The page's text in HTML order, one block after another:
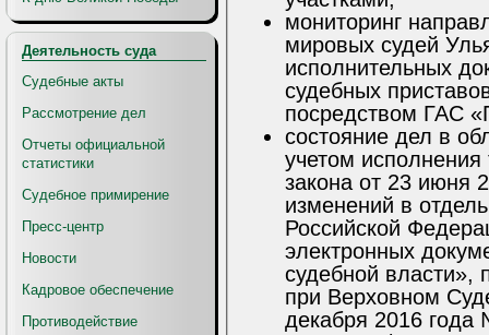
Деятельность суда
Судебные акты
Рассмотрение дел
Отчеты официальной
статистики
Судебное примирение
Пресс-центр
Новости
Кадровое обеспечение
Противодействие
мониторинг
мировых судей
исполнительных
судебных
посредством ГАС
состояние дел в
учетом
закона от 23 июня
изменений в
Российской
электронных
судебной власти»,
при Верховном
декабря 2016